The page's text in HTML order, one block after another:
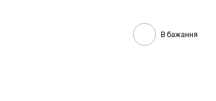
В бажання